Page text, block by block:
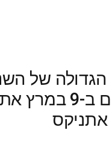
מארחים ב-9
אתניקס